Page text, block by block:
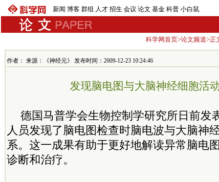
新闻 博客 群组 人才 招生 会议 论文 基金 科普 小白鼠
科学网首页>论文频道>正
作者： 来源：《神经元》 发布时间：2009-12-23 10:24:46
发现脑电图与大脑神经细胞活
德国马普学会生物控制学研究所日前发
人员发现了脑电图检查时脑电波与大脑神
系。这一成果有助于更好地解读异常脑电
诊断和治疗。